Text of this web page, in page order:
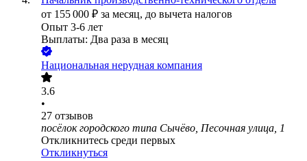
от 155 000 ₽ за месяц, до вычета налогов
Опыт 3-6 лет
Выплаты: Два раза в месяц
Национальная нерудная компания
3.6
•
27 отзывов
посёлок городского типа Сычёво, Песочная улица, 1
Откликнитесь среди первых
Откликнуться